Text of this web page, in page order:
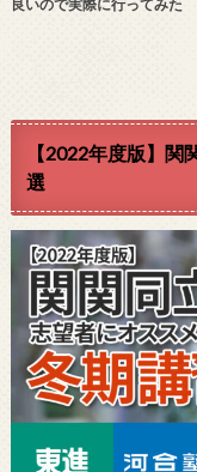
良いので実際に行ってみた
【2022年度版】
選